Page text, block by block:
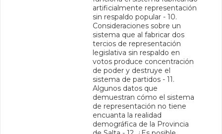
artificialmente representación
sin respaldo popular - 10.
Consideraciones sobre un
sistema que al fabricar dos
tercios de representación
legislativa sin respaldo en
votos produce concentración
de poder y destruye el
sistema de partidos - 11.
Algunos datos que
demuestran cómo el sistema
de representación no tiene
encuanta la realidad
demográfica de la Provincia